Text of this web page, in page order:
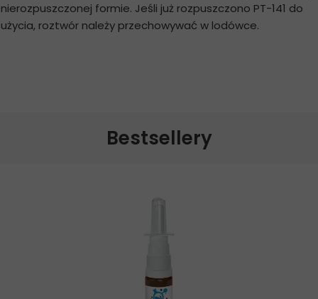
nierozpuszczonej formie. Jeśli już rozpuszczono PT-141 do
użycia, roztwór należy przechowywać w lodówce.
Bestsellery